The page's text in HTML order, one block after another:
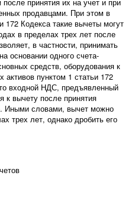
продавцами. При этом в
172 Кодекса такие вычеты могут
в пределах трех лет после
в частности, принимать
основании одного счета-
средств, оборудования к
активов пунктом 1 статьи 172
входной НДС, предъявленный
к вычету после принятия
Иными словами, вычет можно
трех лет, однако дробить его